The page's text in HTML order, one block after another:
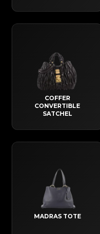
COFFER
CONVERTIBLE
SATCHEL
MADRAS TOTE